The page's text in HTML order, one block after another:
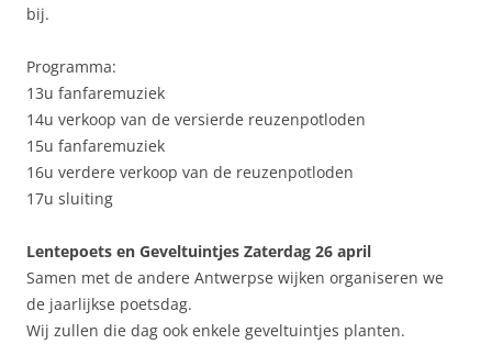
bij.
Programma:
13u fanfaremuziek
14u verkoop van de versierde reuzenpotloden
15u fanfaremuziek
16u verdere verkoop van de reuzenpotloden
17u sluiting
Lentepoets en Geveltuintjes Zaterdag 26 april
Samen met de andere Antwerpse wijken organiseren we
de jaarlijkse poetsdag.
Wij zullen die dag ook enkele geveltuintjes planten.